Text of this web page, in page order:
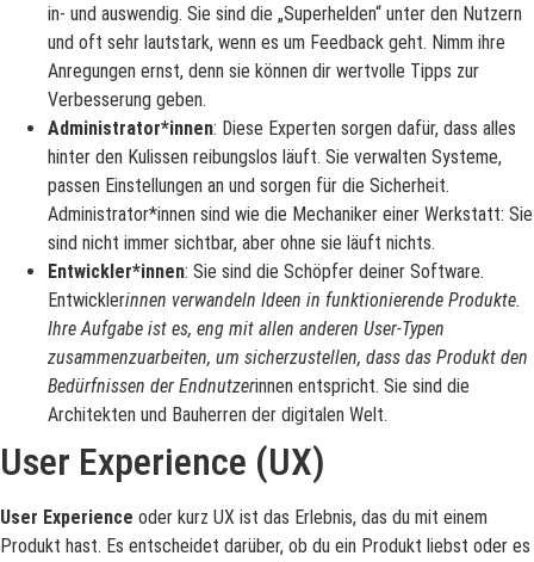
in- und auswendig. Sie sind die „Superhelden“ unter den Nutzern
und oft sehr lautstark, wenn es um Feedback geht. Nimm ihre
Anregungen ernst, denn sie können dir wertvolle Tipps zur
Verbesserung geben.
Administrator*innen: Diese Experten sorgen dafür, dass alles
hinter den Kulissen reibungslos läuft. Sie verwalten Systeme,
passen Einstellungen an und sorgen für die Sicherheit.
Administrator*innen sind wie die Mechaniker einer Werkstatt: Sie
sind nicht immer sichtbar, aber ohne sie läuft nichts.
Entwickler*innen: Sie sind die Schöpfer deiner Software.
Entwicklerinnen verwandeln Ideen in funktionierende Produkte.
Ihre Aufgabe ist es, eng mit allen anderen User-Typen
zusammenzuarbeiten, um sicherzustellen, dass das Produkt den
Bedürfnissen der Endnutzerinnen entspricht. Sie sind die
Architekten und Bauherren der digitalen Welt.
User Experience (UX)
User Experience oder kurz UX ist das Erlebnis, das du mit einem
Produkt hast. Es entscheidet darüber, ob du ein Produkt liebst oder es